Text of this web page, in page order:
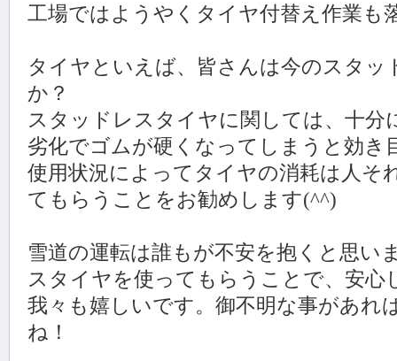
工場ではようやくタイヤ付替え作業も
タイヤといえば、皆さんは今のスタッ
か？
スタッドレスタイヤに関しては、十分
劣化でゴムが硬くなってしまうと効き
使用状況によってタイヤの消耗は人そ
てもらうことをお勧めします(^^)
雪道の運転は誰もが不安を抱くと思い
スタイヤを使ってもらうことで、安
我々も嬉しいです。御不明な事があれ
ね！